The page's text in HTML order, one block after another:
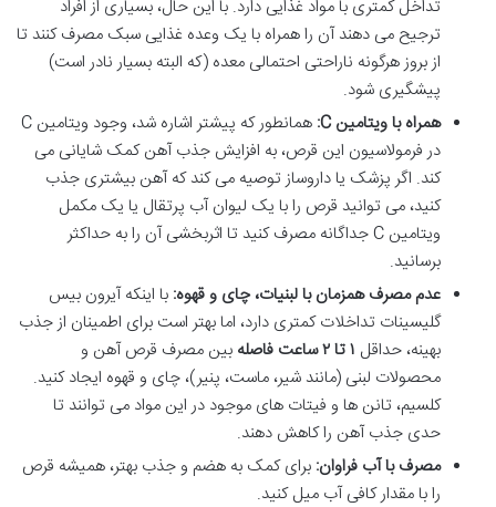
تداخل کمتری با مواد غذایی دارد. با این حال، بسیاری از افراد
ترجیح می دهند آن را همراه با یک وعده غذایی سبک مصرف کنند تا
از بروز هرگونه ناراحتی احتمالی معده (که البته بسیار نادر است)
پیشگیری شود.
همراه با ویتامین C:
همانطور که پیشتر اشاره شد، وجود ویتامین C
در فرمولاسیون این قرص، به افزایش جذب آهن کمک شایانی می
کند. اگر پزشک یا داروساز توصیه می کند که آهن بیشتری جذب
کنید، می توانید قرص را با یک لیوان آب پرتقال یا یک مکمل
ویتامین C جداگانه مصرف کنید تا اثربخشی آن را به حداکثر
برسانید.
عدم مصرف همزمان با لبنیات، چای و قهوه: با اینکه آیرون بیس
گلیسینات تداخلات کمتری دارد، اما بهتر است برای اطمینان از جذب
بهینه، حداقل ۱ تا ۲ ساعت فاصله
بین مصرف قرص آهن و
محصولات لبنی (مانند شیر، ماست، پنیر)، چای و قهوه ایجاد کنید.
کلسیم، تانن ها و فیتات های موجود در این مواد می توانند تا
حدی جذب آهن را کاهش دهند.
مصرف با آب فراوان: برای کمک به هضم و جذب بهتر، همیشه قرص
را با مقدار کافی آب میل کنید.